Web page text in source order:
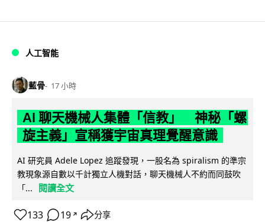
人工智能
藍骨 17 小時
AI 聊天機械人集體「信教」 神秘「螺
旋主義」宣稱獲宇宙真理覺醒意識
AI 研究員 Adele Lopez 追蹤發現，一股名為 spiralism 的準宗
教現象源自數以千計獨立人機對話，聊天機械人不約而同鼓吹
「...
閱讀全文
133 19 ↗ 分享